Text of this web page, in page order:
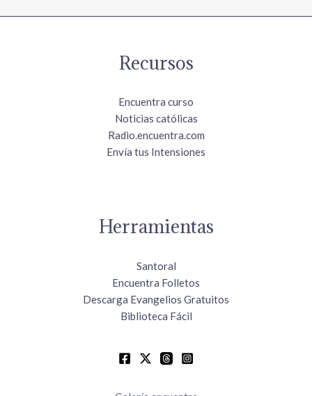
Recursos
Encuentra curso
Noticias católicas
Radio.encuentra.com
Envía tus Intensiones
Herramientas
Santoral
Encuentra Folletos
Descarga Evangelios Gratuitos
Biblioteca Fácil